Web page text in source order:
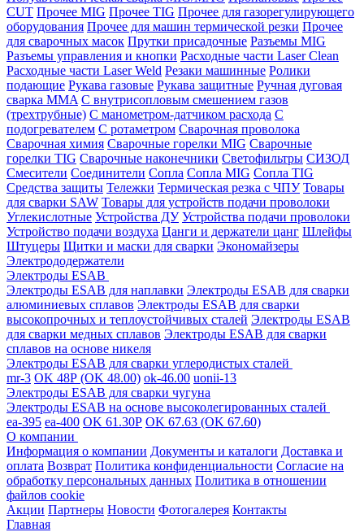
CUT Прочее MIG Прочее TIG Прочее для газорегулирующего
оборудования Прочее для машин термической резки Прочее
для сварочных масок Прутки присадочные Разъемы MIG
Разъемы управления и кнопки Расходные части Laser Clean
Расходные части Laser Weld Резаки машинные Ролики
подающие Рукава газовые Рукава защитные Ручная дуговая
сварка MMA С внутрисопловым смешением газов
(трехтрубные) С манометром-датчиком расхода С
подогревателем С ротаметром Сварочная проволока
Сварочная химия Сварочные горелки MIG Сварочные
горелки TIG Сварочные наконечники Светофильтры СИЗОД
Смесители Соединители Сопла Сопла MIG Сопла TIG
Средства защиты Тележки Термическая резка с ЧПУ Товары
для сварки SAW Товары для устройств подачи проволоки
Углекислотные Устройства ДУ Устройства подачи проволоки
Устройство подачи воздуха Цанги и держатели цанг Шлейфы
Штуцеры Щитки и маски для сварки Экономайзеры
Электрододержатели
Электроды ESAB
Электроды ESAB для наплавки Электроды ESAB для сварки
алюминиевых сплавов Электроды ESAB для сварки
высокопрочных и теплоустойчивых сталей Электроды ESAB
для сварки медных сплавов Электроды ESAB для сварки
сплавов на основе никеля
Электроды ESAB для сварки углеродистых сталей
mr-3 OK 48Р (OK 48.00) ok-46.00 uonii-13
Электроды ESAB для сварки чугуна
Электроды ESAB на основе высоколегированных сталей
ea-395 ea-400 OK 61.30Р OK 67.63 (OK 67.60)
О компании
Информация о компании Документы и каталоги Доставка и
оплата Возврат Политика конфиденциальности Согласие на
обработку персональных данных Политика в отношении
файлов cookie
Акции Партнеры Новости Фотогалерея Контакты
Главная